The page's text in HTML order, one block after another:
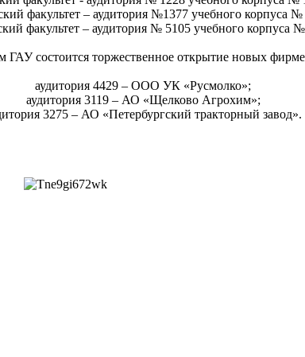
факультет – аудитория №1377 учебного корпуса №
факультет – аудитория № 5105 учебного корпуса
ГАУ состоится торжественное открытие новых
аудитория 4429 – ООО УК «Русмолко»;
аудитория 3119 – АО «Щелково Агрохим»;
3275 – АО «Петербургский тракторный завод».